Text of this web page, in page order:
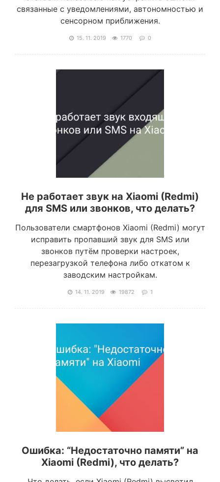
связанные с уведомлениями, автономностью и
сенсорном приближения.
15. 11. 2019 1770 0
Не работает звук на Xiaomi (Redmi)
для SMS или звонков, что делать?
Пользователи смартфонов Xiaomi (Redmi) могут
исправить пропавший звук для SMS или
звонков путём проверки настроек,
перезагрузкой телефона либо откатом к
заводским настройкам.
14. 11. 2019 19872 1
Ошибка: “Недостаточно памяти” на
Xiaomi (Redmi), что делать?